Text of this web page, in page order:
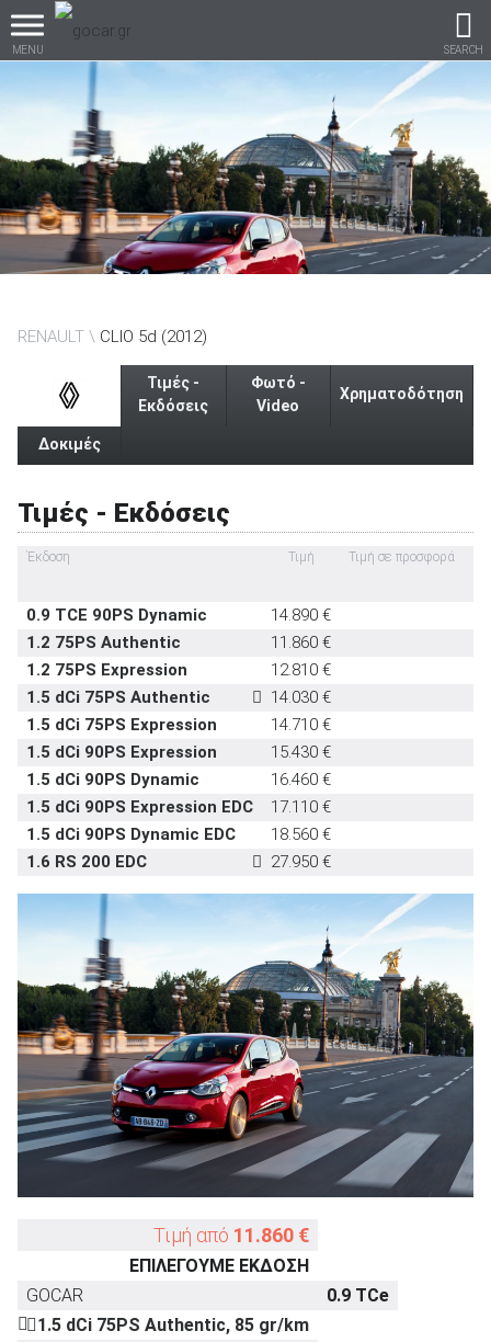
MENU SEARCH
Βρες τα πάντα για το
αυτοκίνητο!
βρες το!
Καινούρια
ΑΝΑΖΗΤΗΣΗ
Μεταχειρισμένα
ΑΝΑΖΗΤΗΣΗ
Επιχειρήσεις
ΑΝΑΖΗΤΗΣΗ
RENAULT CLIO 5d (2012)
Τιμές -
Εκδόσεις
Φωτό -
Video
Χρηματοδότηση
Δοκιμές
Τιμές - Εκδόσεις
Έκδοση Τιμή Τιμή σε προσφορά
0.9 TCE 90PS Dynamic 14.890 €
1.2 75PS Authentic
11.860 €
1.2 75PS Expression
12.810 €
1.5 dCi 75PS Authentic
14.030 €
1.5 dCi 75PS Expression
14.710 €
1.5 dCi 90PS Expression
15.430 €
1.5 dCi 90PS Dynamic
16.460 €
1.5 dCi 90PS Expression EDC
17.110 €
1.5 dCi 90PS Dynamic EDC
18.560 €
1.6 RS 200 EDC
27.950 €
Τιμή από 11.860 €
ΕΠΙΛΕΓΟΥΜΕ ΕΚΔΟΣΗ
GOCAR
0.9 TCe
1.5 dCi 75PS Authentic, 85 gr/km